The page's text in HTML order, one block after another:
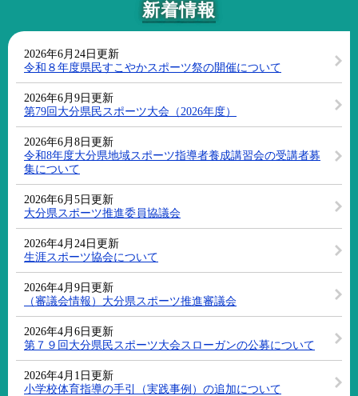
新着情報
2026年6月24日更新
令和８年度県民すこやかスポーツ祭の開催について
2026年6月9日更新
第79回大分県民スポーツ大会（2026年度）
2026年6月8日更新
令和8年度大分県地域スポーツ指導者養成講習会の受講者募
集について
2026年6月5日更新
大分県スポーツ推進委員協議会
2026年4月24日更新
生涯スポーツ協会について
2026年4月9日更新
（審議会情報）大分県スポーツ推進審議会
2026年4月6日更新
第７９回大分県民スポーツ大会スローガンの公募について
2026年4月1日更新
小学校体育指導の手引（実践事例）の追加について